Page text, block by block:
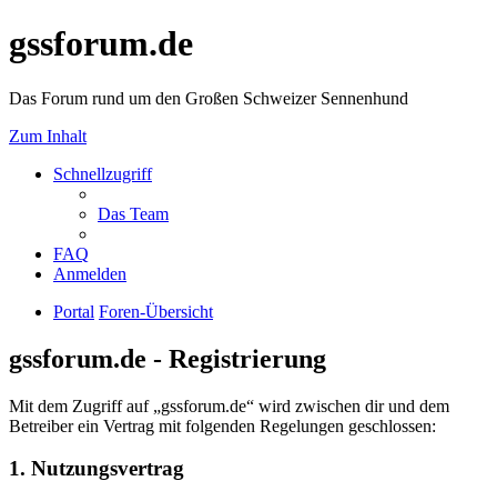
gssforum.de
Das Forum rund um den Großen Schweizer Sennenhund
Zum Inhalt
Schnellzugriff
Das Team
FAQ
Anmelden
Portal Foren-Übersicht
gssforum.de - Registrierung
Mit dem Zugriff auf „gssforum.de“ wird zwischen dir und dem
Betreiber ein Vertrag mit folgenden Regelungen geschlossen:
1. Nutzungsvertrag